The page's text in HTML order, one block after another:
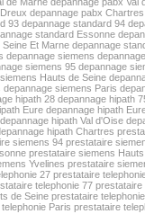
depannage pabx Chartres
93 depannage standard 94
standard Essonne
Et Marne depannage
depannage siemens
siemens 95 depannage
Hauts de Seine
depannage siemens Paris
hipath 28 depannage hipath
Eure depannage hipath
depannage hipath Val d'Oise
hipath Chartres
siemens 94 prestataire
prestataire siemens
Yvelines prestataire
27 prestataire
telephonie 77 prestataire
de Seine prestataire
Paris prestataire